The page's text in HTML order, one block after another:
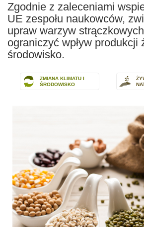
Zgodnie z zaleceniami
UE zespołu naukowców,
upraw warzyw
ograniczyć wpływ produkcji
środowisko.
ZMIANA KLIMATU I
ŚRODOWISKO